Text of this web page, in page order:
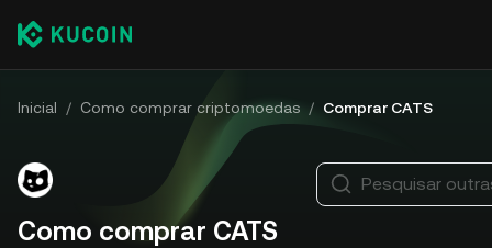
Inicial / Como comprar criptomoedas / Comprar CATS
Como comprar CATS
Pesquisar